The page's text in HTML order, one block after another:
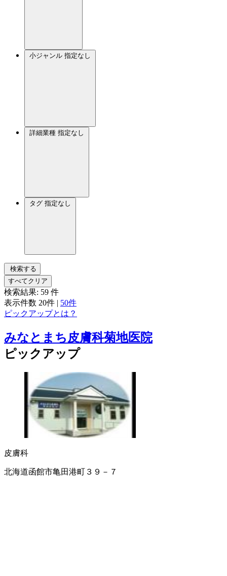
小ジャンル 指定なし
詳細業種 指定なし
タグ 指定なし
検索する
すべてクリア
検索結果: 59 件
表示件数 20件 | 50件
ピックアップとは？
みなとまち皮膚科菊地医院
ピックアップ
皮膚科
北海道函館市亀田港町３９－７